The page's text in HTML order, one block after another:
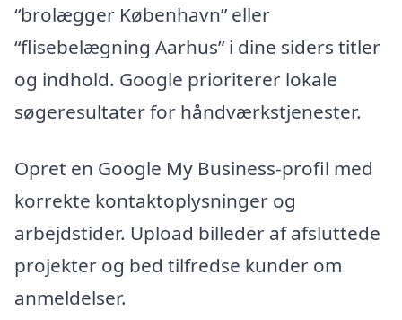
“brolægger København” eller
“flisebelægning Aarhus” i dine siders titler
og indhold. Google prioriterer lokale
søgeresultater for håndværkstjenester.
Opret en Google My Business-profil med
korrekte kontaktoplysninger og
arbejdstider. Upload billeder af afsluttede
projekter og bed tilfredse kunder om
anmeldelser.